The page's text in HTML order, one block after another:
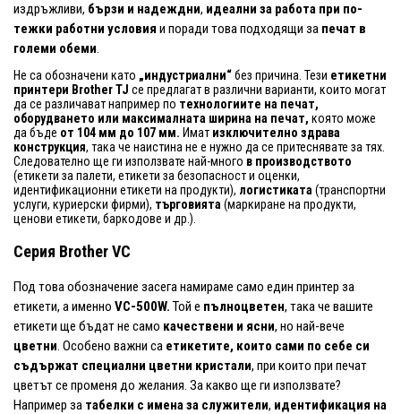
издръжливи, бързи и надеждни, идеални за работа при по-
тежки работни условия и поради това подходящи за печат в
големи обеми.
Не са обозначени като „индустриални“без причина. Тези етикетни
принтери Brother TJ се предлагат в различни варианти, които могат
да се различават например по технологиите на печат,
оборудването или максималната ширина на печат, която може
да бъде от 104 мм до 107 мм. Имат изключително здрава
конструкция, така че наистина не е нужно да се притеснявате за тях.
Следователно ще ги използвате най-много в производството
(етикети за палети, етикети за безопасност и оценки,
идентификационни етикети на продукти), логистиката (транспортни
услуги, куриерски фирми), търговията (маркиране на продукти,
ценови етикети, баркодове и др.).
Серия Brother VC
Под това обозначение засега намираме само един принтер за
етикети, а именно VC-500W. Той е пълноцветен, така че вашите
етикети ще бъдат не само качествени и ясни, но най-вече
цветни. Особено важни са етикетите, които сами по себе си
съдържат специални цветни кристали, при които при печат
цветът се променя до желания. За какво ще ги използвате?
Например за табелки с имена за служители, идентификация на